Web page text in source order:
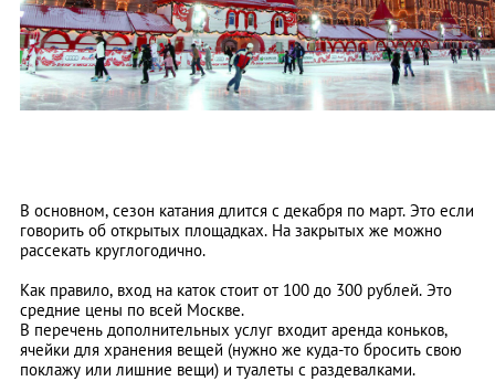
В основном, сезон катания длится с декабря по март. Это если
говорить об открытых площадках. На закрытых же можно
рассекать круглогодично.
Как правило, вход на каток стоит от 100 до 300 рублей. Это
средние цены по всей Москве.
В перечень дополнительных услуг входит аренда коньков,
ячейки для хранения вещей (нужно же куда-то бросить свою
поклажу или лишние вещи) и туалеты с раздевалками.